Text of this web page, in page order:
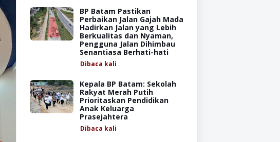
BP Batam Pastikan
Perbaikan Jalan Gajah Mada
Hadirkan Jalan yang Lebih
Berkualitas dan Nyaman,
Pengguna Jalan Dihimbau
Senantiasa Berhati-hati
Dibaca kali
Kepala BP Batam: Sekolah
Rakyat Merah Putih
Prioritaskan Pendidikan
Anak Keluarga
Prasejahtera
Dibaca kali